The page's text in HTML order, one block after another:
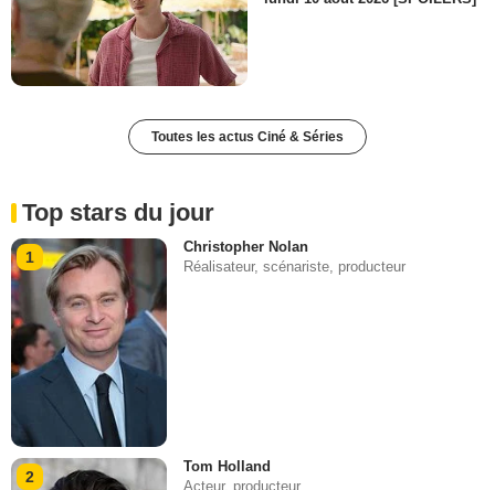
Toutes les actus Ciné & Séries
Top stars du jour
1
Christopher Nolan
Réalisateur, scénariste, producteur
2
Tom Holland
Acteur, producteur